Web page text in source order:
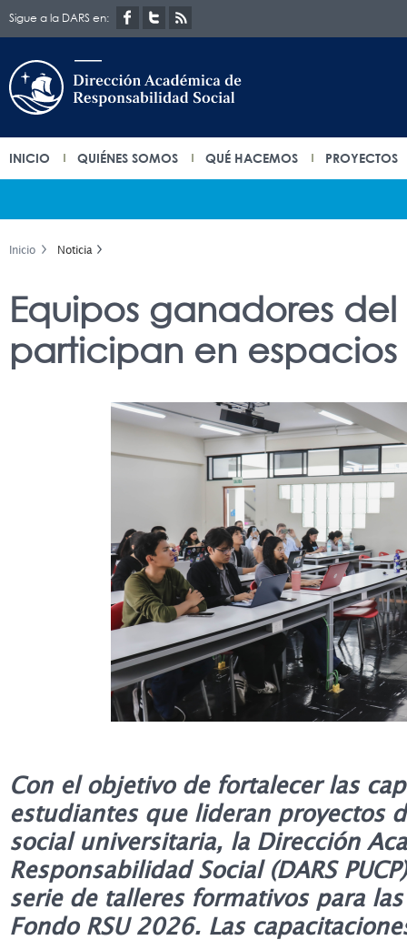
Sigue a la DARS en:
INICIO QUIÉNES SOMOS QUÉ HACEMOS PROYECTOS
Inicio Noticia
Equipos ganadores del
participan en espacios
Con el objetivo de fortalecer las
estudiantes que lideran proyectos
social universitaria, la Dirección
Responsabilidad Social (DARS
serie de talleres formativos para
Fondo RSU 2026. Las